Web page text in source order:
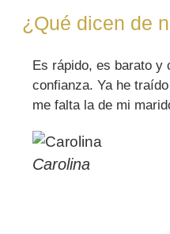
¿Qué dicen de
Es rápido, es barato y
confianza. Ya he
me falta la de mi
Carolina